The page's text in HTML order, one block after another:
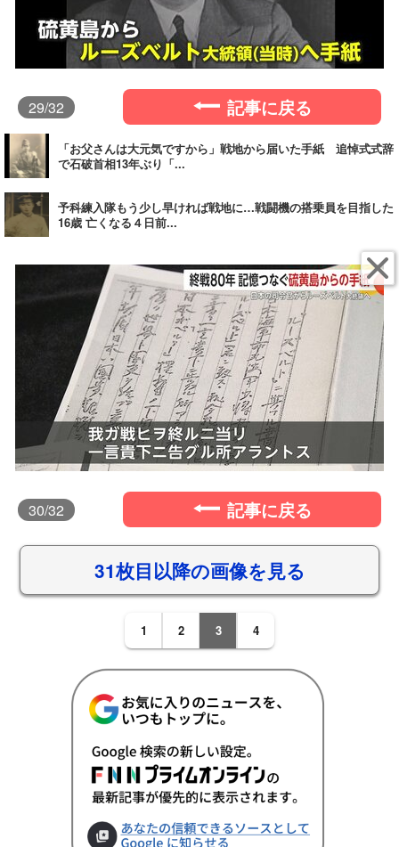
29/32 記事に戻る
「お父さんは大元気ですから」戦地から届いた手紙 追悼式式辞
で石破首相13年ぶり「...
予科練入隊もう少し早ければ戦地に…戦闘機の搭乗員を目指した
16歳 亡くなる４日前...
30/32 記事に戻る
31枚目以降の画像を見る
1 2 3 4